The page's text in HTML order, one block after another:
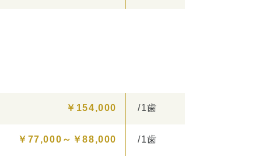
￥154,000 /1歯
￥77,000～￥88,000 /1歯